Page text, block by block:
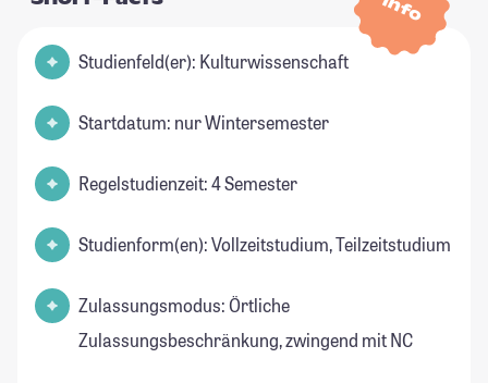
Info
Studienfeld(er): Kulturwissenschaft
Startdatum: nur Wintersemester
Regelstudienzeit: 4 Semester
Studienform(en): Vollzeitstudium, Teilzeitstudium
Zulassungsmodus: Örtliche
Zulassungsbeschränkung, zwingend mit NC